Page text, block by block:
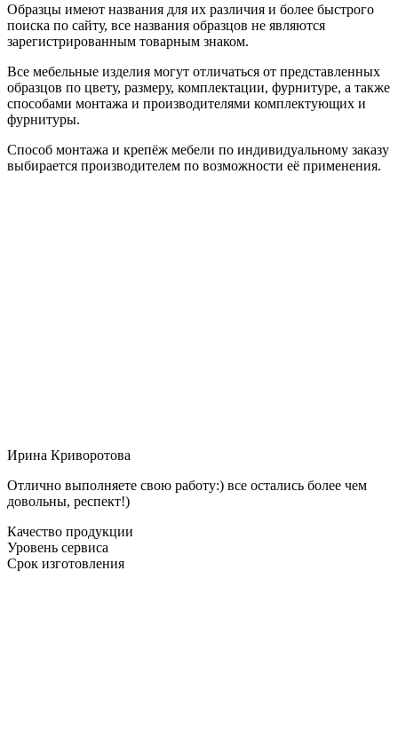
Образцы имеют названия для их различия и более быстрого
поиска по сайту, все названия образцов не являются
зарегистрированным товарным знаком.
Все мебельные изделия могут отличаться от представленных
образцов по цвету, размеру, комплектации, фурнитуре, а также
способами монтажа и производителями комплектующих и
фурнитуры.
Способ монтажа и крепёж мебели по индивидуальному заказу
выбирается производителем по возможности её применения.
Ирина Криворотова
Отлично выполняете свою работу:) все остались более чем
довольны, респект!)
Качество продукции
Уровень сервиса
Срок изготовления